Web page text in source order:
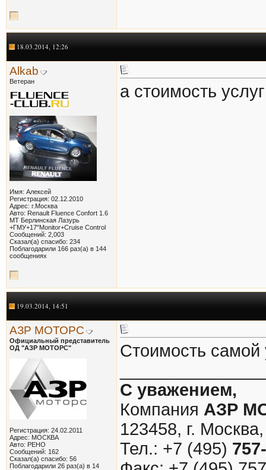
18.03.2014, 12:26
Alkab
Ветеран
Имя: Алексей
Регистрация: 02.12.2010
Адрес: г.Москва
Авто: Renault Fluence Confort 1.6
MT Берлинская Лазурь
+ГМУ+17"Monitor+Cruise Control
Сообщений: 2,003
Сказал(а) спасибо: 234
Поблагодарили 166 раз(а) в 144
сообщениях
а стоимость
19.03.2014, 14:51
АЗР МОТОРС
Официальный представитель
ОД "АЗР МОТОРС"
Регистрация: 24.02.2011
Адрес: МОСКВА
Авто: РЕНО
Сообщений: 162
Сказал(а) спасибо: 56
Поблагодарили 26 раз(а) в 14
Стоимость самой
С уважением,
Компания АЗР
123458, г.
Тел.: +7 (495)